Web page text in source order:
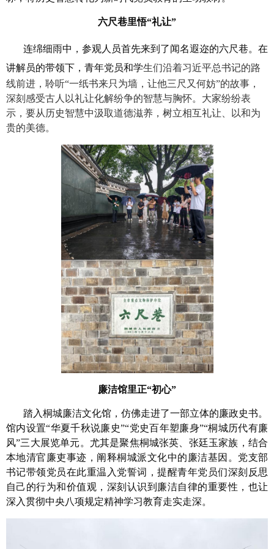
六尺巷里悟“礼让”
连绵细雨中，参观人员首先来到了闻名遐迩的六尺巷。在
讲解员的带领下，青年党员和学生们沿着习近平总书记的路
线前进，聆听“一纸书来只为墙，让他三尺又何妨”的故事，
深刻感受古人以礼让化解纷争的智慧与胸怀。大家纷纷表
示，要从历史智慧中汲取道德滋养，树立相互礼让、以和为
贵的美德。
廉洁馆里正“初心”
踏入桐城廉洁文化馆，仿佛走进了一部立体的廉政史书。
馆内设置“华夏千秋说廉史”“党史百年塑廉身”“桐城历代有廉
风”三大展览单元。尤其是聚焦桐城张英、张廷玉家族，结合
本地清官廉吏事迹，阐释桐城派文化中的廉洁基因。党支部
书记带领党员在此重温入党誓词，提醒青年党员们深刻反思
自己的行为和价值观，深刻认识到廉洁自律的重要性，也让
深入贯彻中央八项规定精神学习教育走实走深。